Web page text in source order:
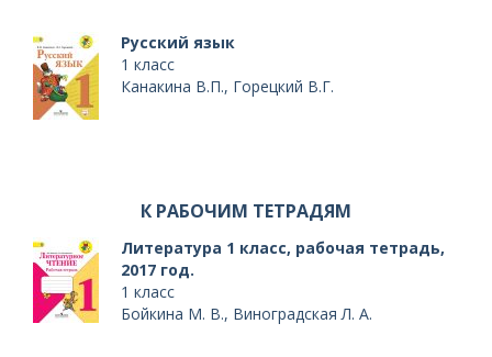
Русский язык
1 класс
Канакина В.П., Горецкий В.Г.
К РАБОЧИМ ТЕТРАДЯМ
Литература 1 класс, рабочая тетрадь,
2017 год.
1 класс
Бойкина М. В., Виноградская Л. А.